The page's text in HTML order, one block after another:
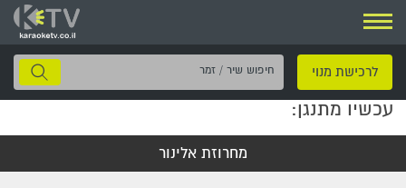
ניווט
לרכישת מנוי
חיפוש
שיר
עכשיו מתנגן:
מחרוזת אלינור